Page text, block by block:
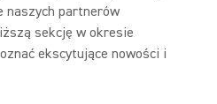
naszych partnerów
sekcję w okresie
ekscytujące nowości i